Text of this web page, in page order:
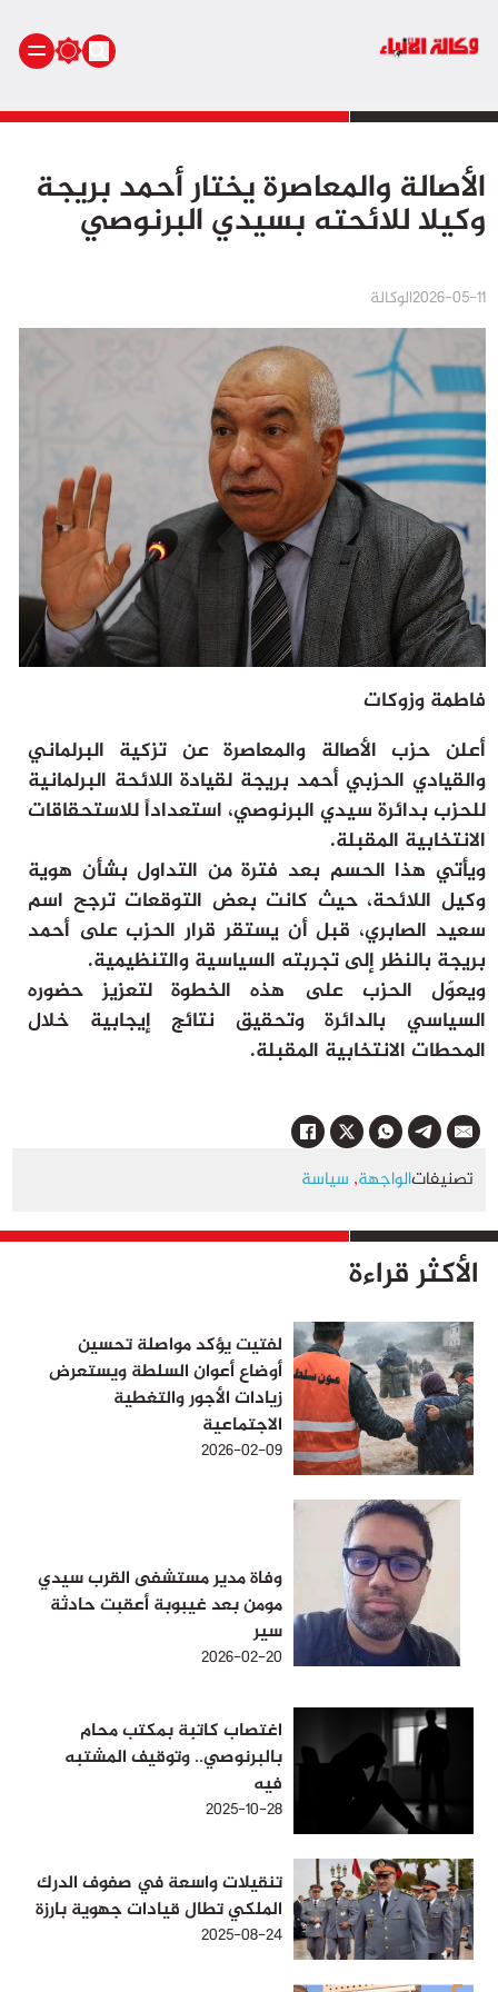
أنشطة ملكية
أنشطة برلمانية
أخبار وطنية
اقتصاد
رياضة
صحة
بيئة
ثقافة وفن
منوعات
أرشيف
الأكثر قراءة
لفتيت يؤكد مواصلة تحسين
أوضاع أعوان السلطة ويستعرض
زيادات الأجور والتغطية
الاجتماعية
2026-02-09
وفاة مدير مستشفى القرب سيدي
مومن بعد غيبوبة أعقبت حادثة
سير
2026-02-20
اغتصاب كاتبة بمكتب محام
بالبرنوصي.. وتوقيف المشتبه
فيه
2025-10-28
تنقيلات واسعة في صفوف الدرك
الملكي تطال قيادات جهوية بارزة
2025-08-24
الأصالة والمعاصرة يختار أحمد بريجة
وكيلا للائحته بسيدي البرنوصي
الوكالة2026-05-11
فاطمة وزوكات
أعلن حزب الأصالة والمعاصرة عن تزكية البرلماني
والقيادي الحزبي أحمد بريجة لقيادة اللائحة البرلمانية
للحزب بدائرة سيدي البرنوصي، استعداداً للاستحقاقات
الانتخابية المقبلة.
ويأتي هذا الحسم بعد فترة من التداول بشأن هوية
وكيل اللائحة، حيث كانت بعض التوقعات ترجح اسم
سعيد الصابري، قبل أن يستقر قرار الحزب على أحمد
بريجة بالنظر إلى تجربته السياسية والتنظيمية.
ويعوّل الحزب على هذه الخطوة لتعزيز حضوره
السياسي بالدائرة وتحقيق نتائج إيجابية خلال
المحطات الانتخابية المقبلة.
الواجهة, سياسة تصنيفات